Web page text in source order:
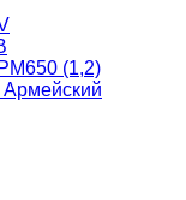
(1,2)